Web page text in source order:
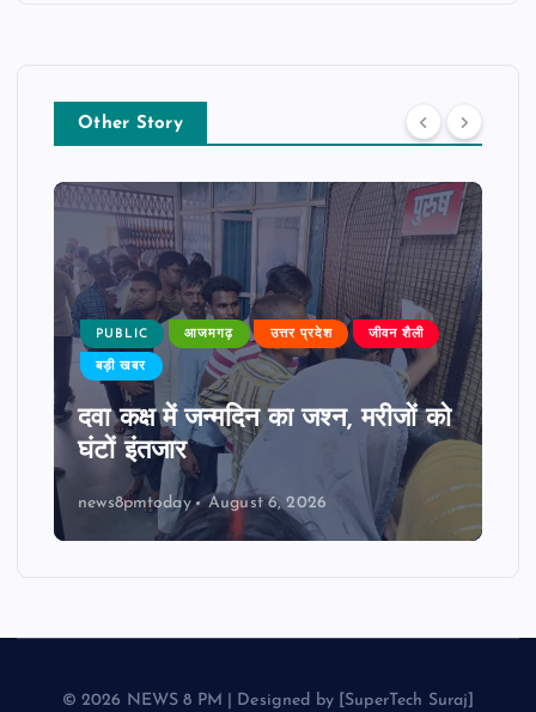
Other Story
PUBLIC आजमगढ़ उत्तर प्रदेश जीवन शैली
बड़ी खबर
दवा कक्ष में जन्मदिन का जश्न, मरीजों को
घंटों इंतजार
news8pmtoday August 6, 2026
© 2026 NEWS 8 PM | Designed by [SuperTech Suraj]